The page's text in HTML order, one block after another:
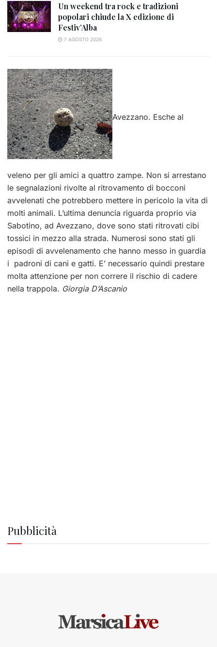
Un weekend tra rock e tradizioni
popolari chiude la X edizione di
Festiv’Alba
7 AGOSTO 2026
Avezzano. Esche al
veleno per gli amici a quattro zampe. Non si arrestano
le segnalazioni rivolte al ritrovamento di bocconi
avvelenati che potrebbero mettere in pericolo la vita di
molti animali. L’ultima denuncia riguarda proprio via
Sabotino, ad Avezzano, dove sono stati ritrovati cibi
tossici in mezzo alla strada. Numerosi sono stati gli
episodi di avvelenamento che hanno messo in guardia
i padroni di cani e gatti. E’ necessario quindi prestare
molta attenzione per non correre il rischio di cadere
nella trappola. Giorgia D’Ascanio
Pubblicità